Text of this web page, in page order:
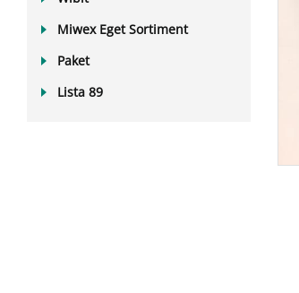
Miwex Eget Sortiment
Paket
Lista 89